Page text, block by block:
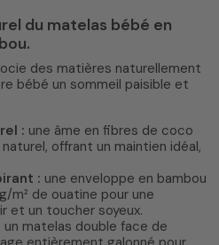
du matelas bébé en
des matières naturellement
bébé un sommeil paisible et
: une âme en fibres de coco
offrant un maintien idéal,
: une enveloppe en bambou
m² de ouatine pour une
et un toucher soyeux.
un matelas double face de